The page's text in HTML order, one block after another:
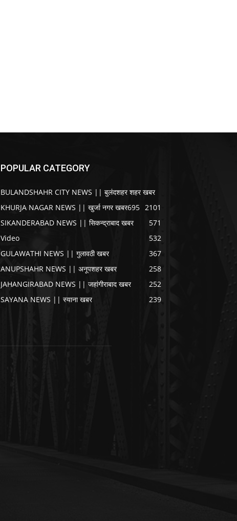
POPULAR CATEGORY
BULANDSHAHR CITY NEWS || बुलंदशहर शहर खबर
2101
KHURJA NAGAR NEWS || खुर्जा नगर खबर695
SIKANDERABAD NEWS || सिकन्द्राबाद खबर
571
Video
532
GULAWATHI NEWS || गुलावठी खबर
367
ANUPSHAHR NEWS || अनूपशहर खबर
258
JAHANGIRABAD NEWS || जहांगीराबाद खबर
252
SAYANA NEWS || स्याना खबर
239